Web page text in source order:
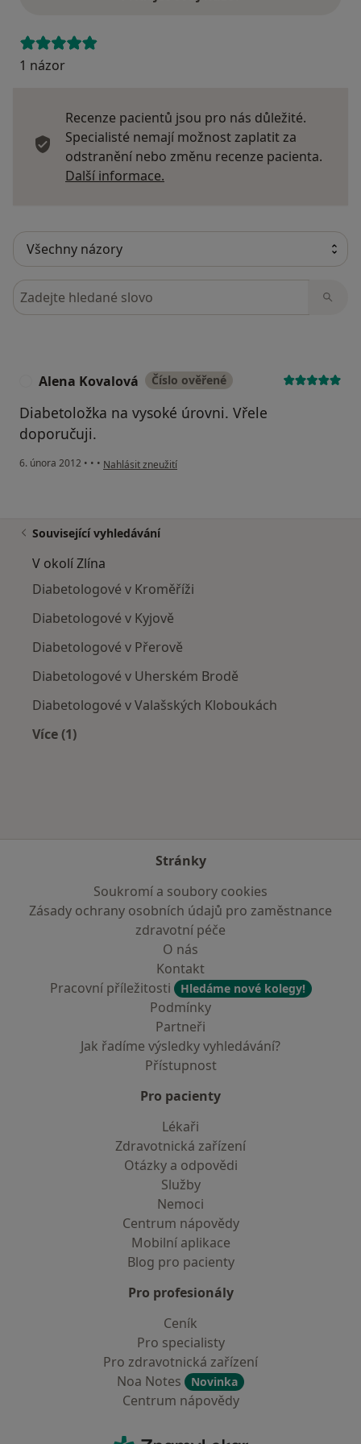
1 názor
Recenze pacientů jsou pro nás důležité.
Specialisté nemají možnost zaplatit za
odstranění nebo změnu recenze pacienta.
Další informace.
Hledejte v názorech
Alena Kovalová Číslo ověřené
Diabetoložka na vysoké úrovni. Vřele
doporučuji.
6. února 2012 • • • podle názoru uživatele Alena Kovalová
Nahlásit zneužití
Související vyhledávání
V okolí Zlína
Diabetologové v Kroměříži
Diabetologové v Kyjově
Diabetologové v Přerově
Diabetologové v Uherském Brodě
Diabetologové v Valašských Kloboukách
Více (1)
Stránky
Soukromí a soubory cookies
Zásady ochrany osobních údajů pro zaměstnance
zdravotní péče
O nás
Kontakt
Pracovní příležitosti
Hledáme nové kolegy!
Podmínky
Partneři
Jak řadíme výsledky vyhledávání?
Přístupnost
Pro pacienty
Lékaři
Zdravotnická zařízení
Otázky a odpovědi
Služby
Nemoci
Centrum nápovědy
Mobilní aplikace
Blog pro pacienty
Pro profesionály
Ceník
Pro specialisty
Pro zdravotnická zařízení
Noa Notes
Novinka
Centrum nápovědy
ZnamyLekar - Hlavní stránka